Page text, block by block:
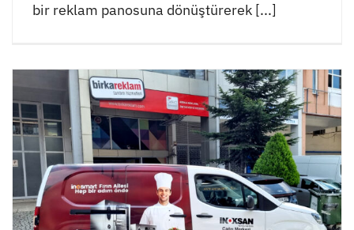
bir reklam panosuna dönüştürerek [...]